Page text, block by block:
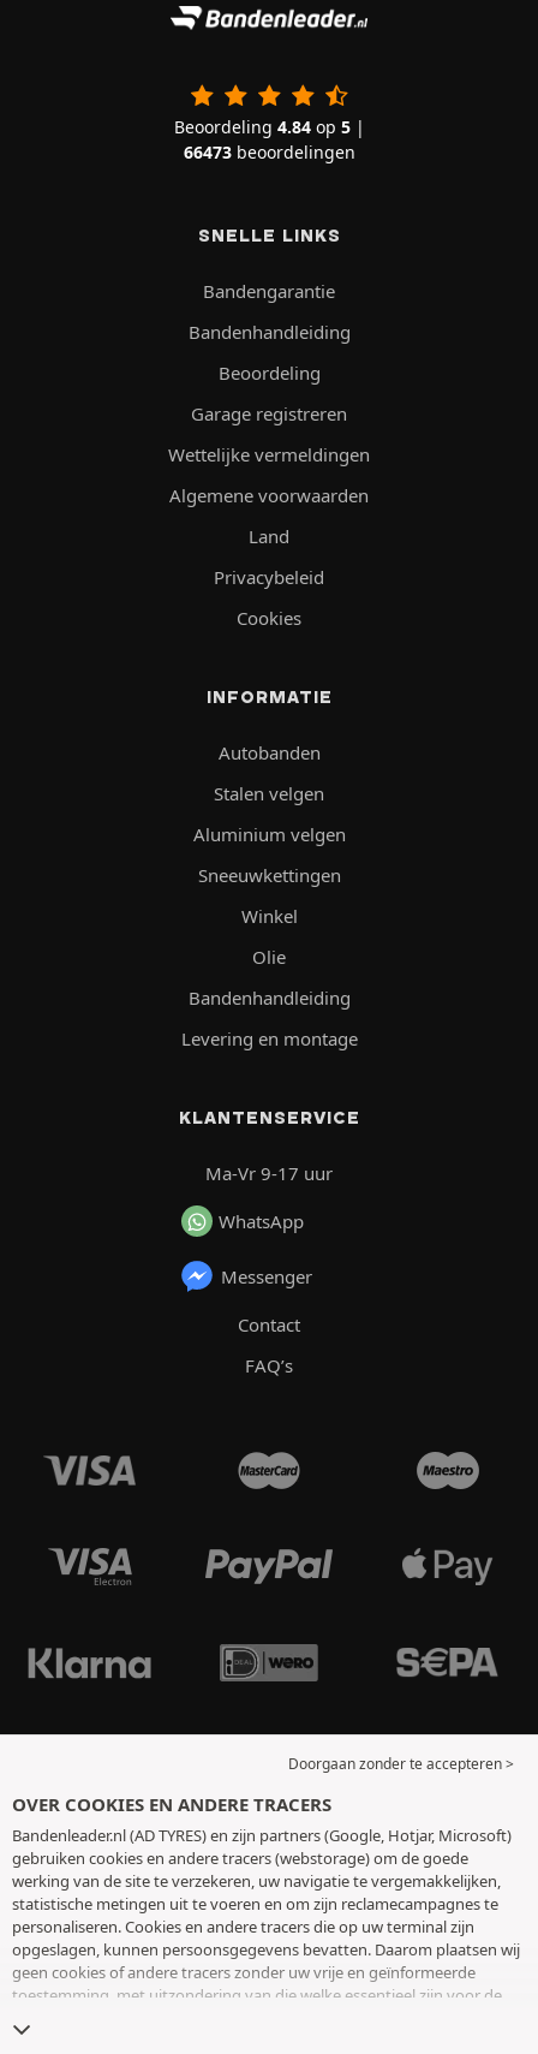
Beoordeling 4.84op 5|
66473beoordelingen
SNELLE LINKS
Bandengarantie
Bandenhandleiding
Beoordeling
Garage registreren
Wettelijke vermeldingen
Algemene voorwaarden
Land
Privacybeleid
Cookies
INFORMATIE
Autobanden
Stalen velgen
Aluminium velgen
Sneeuwkettingen
Winkel
Olie
Bandenhandleiding
Levering en montage
KLANTENSERVICE
Ma-Vr 9-17 uur
WhatsApp
Messenger
Contact
FAQ’s
Doorgaan zonder te accepteren >
OVER COOKIES EN ANDERE TRACERS
Bandenleader.nl (AD TYRES) en zijn partners (Google, Hotjar, Microsoft)
gebruiken cookies en andere tracers (webstorage) om de goede
werking van de site te verzekeren, uw navigatie te vergemakkelijken,
statistische metingen uit te voeren en om zijn reclamecampagnes te
personaliseren. Cookies en andere tracers die op uw terminal zijn
opgeslagen, kunnen persoonsgegevens bevatten. Daarom plaatsen wij
geen cookies of andere tracers zonder uw vrije en geïnformeerde
toestemming, met uitzondering van die welke essentieel zijn voor de
toestemming op elk moment intrekken door naar de pagina over